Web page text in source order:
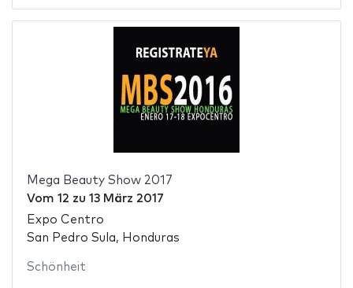
Mega Beauty Show 2017
Vom 12 zu 13 März 2017
Expo Centro
San Pedro Sula, Honduras
Schönheit